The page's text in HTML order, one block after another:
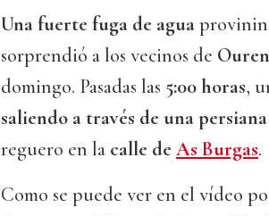
Una fuerte fuga de agua
sorprendió a los vecinos de
domingo. Pasadas las 5:00 horas,
saliendo a través de una persiana
reguero en la calle de As Burgas.
Como se puede ver en el vídeo